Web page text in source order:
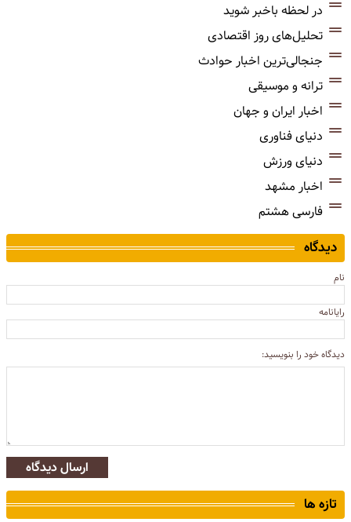
در لحظه باخبر شوید
تحلیل‌های روز اقتصادی
جنجالی‌ترین اخبار حوادث
ترانه و موسیقی
اخبار ایران و جهان
دنیای فناوری
دنیای ورزش
اخبار مشهد
فارسی هشتم
دیدگاه
نام
رایانامه
دیدگاه خود را بنویسید:
ارسال دیدگاه
تازه ها